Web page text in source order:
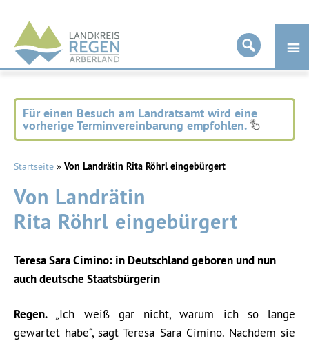
Landkreis
Regen
Für einen Besuch am Landratsamt wird eine
vorherige Terminvereinbarung empfohlen.
Startseite » Von Landrätin Rita Röhrl eingebürgert
Von Landrätin
Rita Röhrl eingebürgert
Teresa Sara Cimino: in Deutschland geboren und nun
auch deutsche Staatsbürgerin
Regen.„Ich weiß gar nicht, warum ich so lange
gewartet habe“, sagt Teresa Sara Cimino. Nachdem sie